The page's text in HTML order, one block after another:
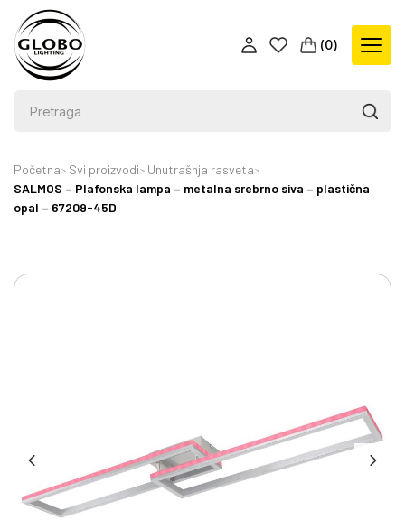
(0)
Početna Svi proizvodi
Unutrašnja rasveta
SALMOS – Plafonska lampa – metalna srebrno siva – plastična
opal – 67209-45D